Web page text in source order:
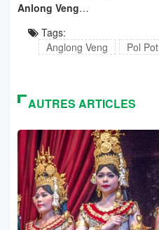
Anlong Veng…
Tags:
Anglong Veng
Pol Pot
AUTRES ARTICLES